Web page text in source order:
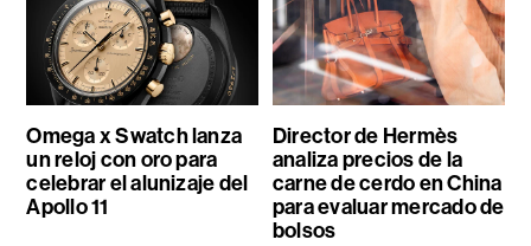
Omega x Swatch lanza
un reloj con oro para
celebrar el alunizaje del
Apollo 11
Director de Hermès
analiza precios de la
carne de cerdo en China
para evaluar mercado de
bolsos